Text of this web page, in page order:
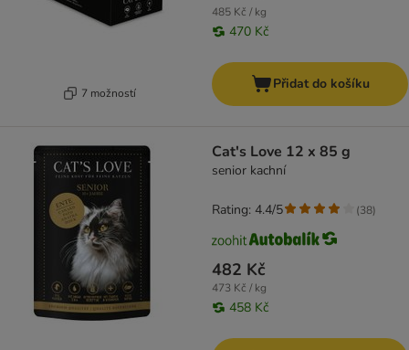
7 možností
485 Kč / kg
470 Kč
Přidat do košíku
Cat's Love 12 x 85 g
senior kachní
482 Kč
473 Kč / kg
458 Kč
Rating: 4.4/5 (38)